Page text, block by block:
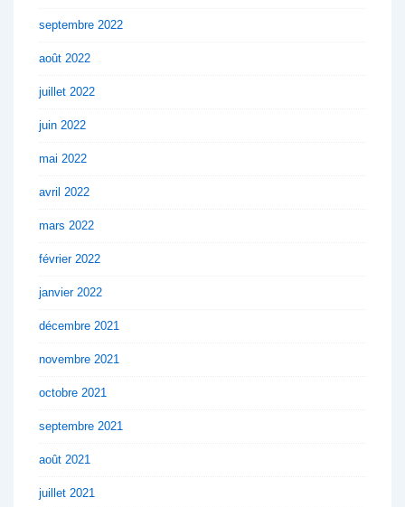
septembre 2022
août 2022
juillet 2022
juin 2022
mai 2022
avril 2022
mars 2022
février 2022
janvier 2022
décembre 2021
novembre 2021
octobre 2021
septembre 2021
août 2021
juillet 2021